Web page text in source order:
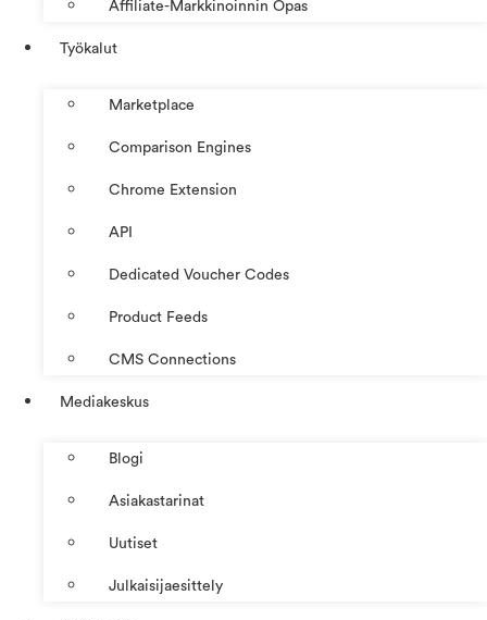
Affiliate-Markkinoinnin Opas
Työkalut
Marketplace
Comparison Engines
Chrome Extension
API
Dedicated Voucher Codes
Product Feeds
CMS Connections
Mediakeskus
Blogi
Asiakastarinat
Uutiset
Julkaisijaesittely